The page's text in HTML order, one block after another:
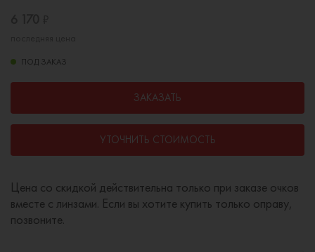
ПОД ЗАКАЗ
ЗАКАЗАТЬ
УТОЧНИТЬ СТОИМОСТЬ
Цена со скидкой действительна только при заказе очков
вместе с линзами. Если вы хотите купить только оправу,
позвоните.